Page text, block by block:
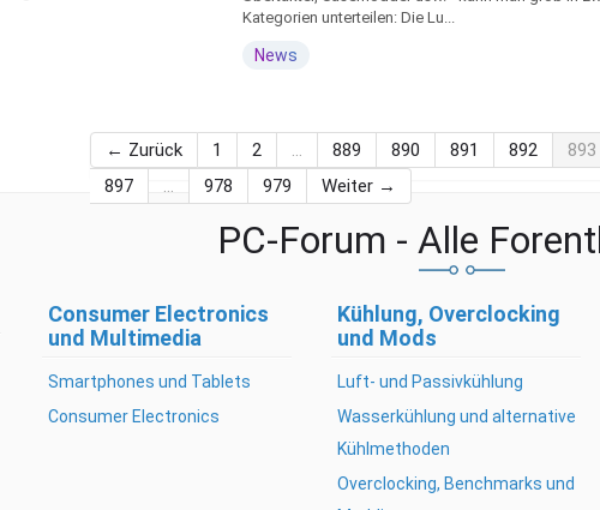
Kategorien unterteilen: Die Lu...
News
← Zurück 1 2 … 889 890 891 892 893
897
… 978 979 Weiter →
PC-Forum - Alle
Consumer Electronics
und Multimedia
Smartphones und Tablets
Consumer Electronics
Kühlung, Overclocking
und Mods
Luft- und Passivkühlung
Wasserkühlung und alternative
Kühlmethoden
Overclocking, Benchmarks und